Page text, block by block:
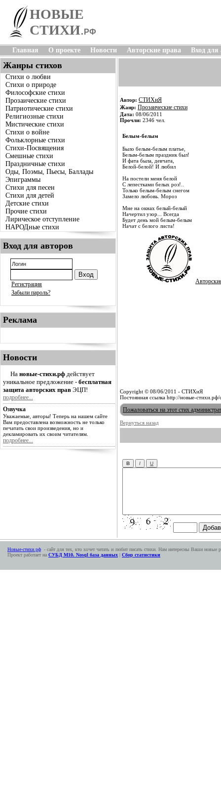
НОВЫЕ
СТИХИ. РФ
Главная О проекте Новости Авторские права Вход для
Жанры стихов
Стихи о любви
Стихи о природе
Философские стихи
Прозаические стихи
Патриотические стихи
Религиозные стихи
Мистические стихи
Стихи о войне
Фольклорные стихи
Стихи-Посвящения
Смешные стихи
Праздничные стихи
Оды, Поэмы, Пьесы, Баллады
Эпиграммы
Стихи для песен
Стихи для детей
Детские стихи
Прочие стихи
Лирическое отступление
НАРОДные стихи
Вход для авторов
Регистрация
Забыли пароль?
Реклама
Новости
На новые-стихи.рф действует
уникальное предложение - бесплатная
защита авторских прав ЭЦП!
подробнее...
Озвучка
Уважаемые, авторы! Теперь на нашем сайте
Вам предоставлена возможность не только
печатать свои произведения, но и
декламировать их своим читателям.
подробнее...
Автор: СТИХиЯ
Жанр: Прозаические стихи
Дата: 08/06/2011
Прочли: 2346 чел.
Белым-белым
Было белым-белым платье,
Белым-белым праздник был!
И фата была, девчата,
Белой-белой! И любил
На постели меня белой
С лепестками белых роз!..
Только белым-белым снегом
Замело любовь. Мороз
Мне на окнах белый-белый
Начертил узор... Всегда
Будет день мой белым-белым
Начат с белого листа!
Copyright © 08/06/2011 - СТИХиЯ
Постоянная ссылка http://новые-стихи.рф/
Пожаловаться на этот стих
Вернуться назад
Новые-стихи.рф - сайт для тех, кто хочет читать и любит писать стихи. Нам интересны Ваши новые
Проект работает на СУБД М10. Nosql база данных | Сбор статистики